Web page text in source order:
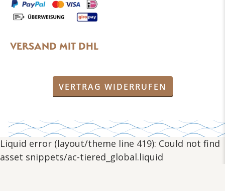
VERSAND MIT DHL
VERTRAG WIDERRUFEN
Liquid error (layout/theme line 419): Could not find
asset snippets/ac-tiered_global.liquid